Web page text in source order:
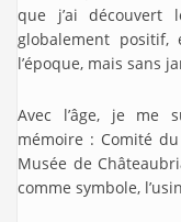
que j’ai
globalement
l’époque, mais sans
Avec l’âge, je me
mémoire : Comité
Musée de
comme symbole,